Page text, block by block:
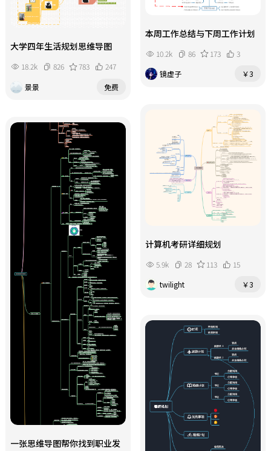
大学四年生活规划思维导图
18.2k 826 783
247
景景
免费
本周工作总结与下周工作计划
10.2k 86 173
3
镜虚子
￥3
计算机考研详细规划
5.9k 28 113
15
twilight
￥3
一张思维导图帮你找到职业发